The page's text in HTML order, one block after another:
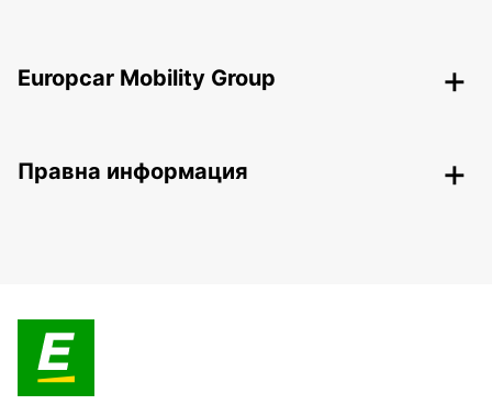
Europcar Mobility Group
Правна информация